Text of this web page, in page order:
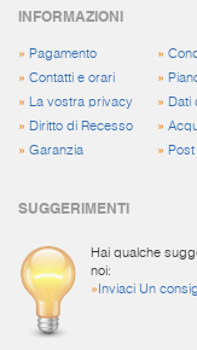
INFORMAZIONI
» Pagamento
» Contatti e orari
» La vostra privacy
» Diritto di Recesso
» Garanzia
»
»
» Dati
»
»
SUGGERIMENTI
Hai qualche
noi:
» Inviaci Un